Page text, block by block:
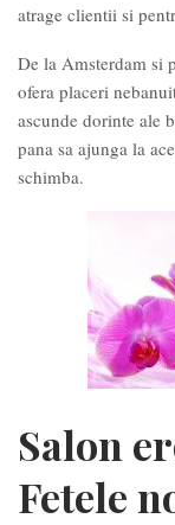
atrage clientii si
De la Amsterdam si
ofera placeri
ascunde dorinte ale
pana sa ajunga la
schimba.
Salon
Fetele